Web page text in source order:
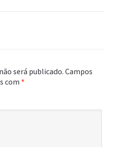
será publicado.Campos
com*